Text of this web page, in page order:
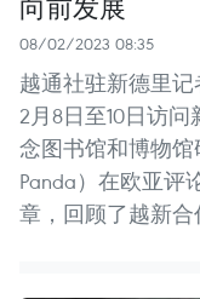
08/02/2023 08:35
越通社驻新德里
2月8日至10日访
念图书馆和博物馆
Panda）在欧亚评
章，回顾了越新合